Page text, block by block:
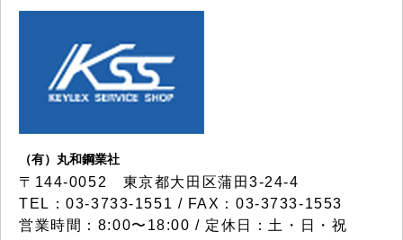
（有）丸和鋼業社
〒144-0052 東京都大田区蒲田3-24-4
TEL：03-3733-1551 / FAX：03-3733-1553
営業時間：8:00〜18:00 / 定休日：土・日・祝